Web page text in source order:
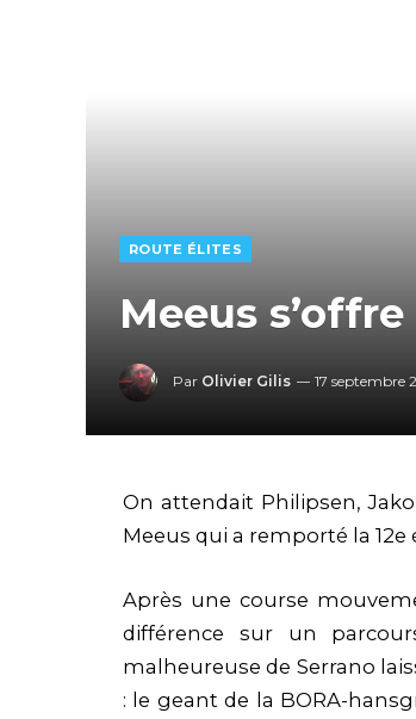
ROUTE ÉLITES
Meeus
Par Olivier Gilis 17 septembre
On attendait Philipsen,
Meeus qui a remporté la 12e
Après une course
différence sur un
malheureuse de Serrano
: le geant de la BORA-